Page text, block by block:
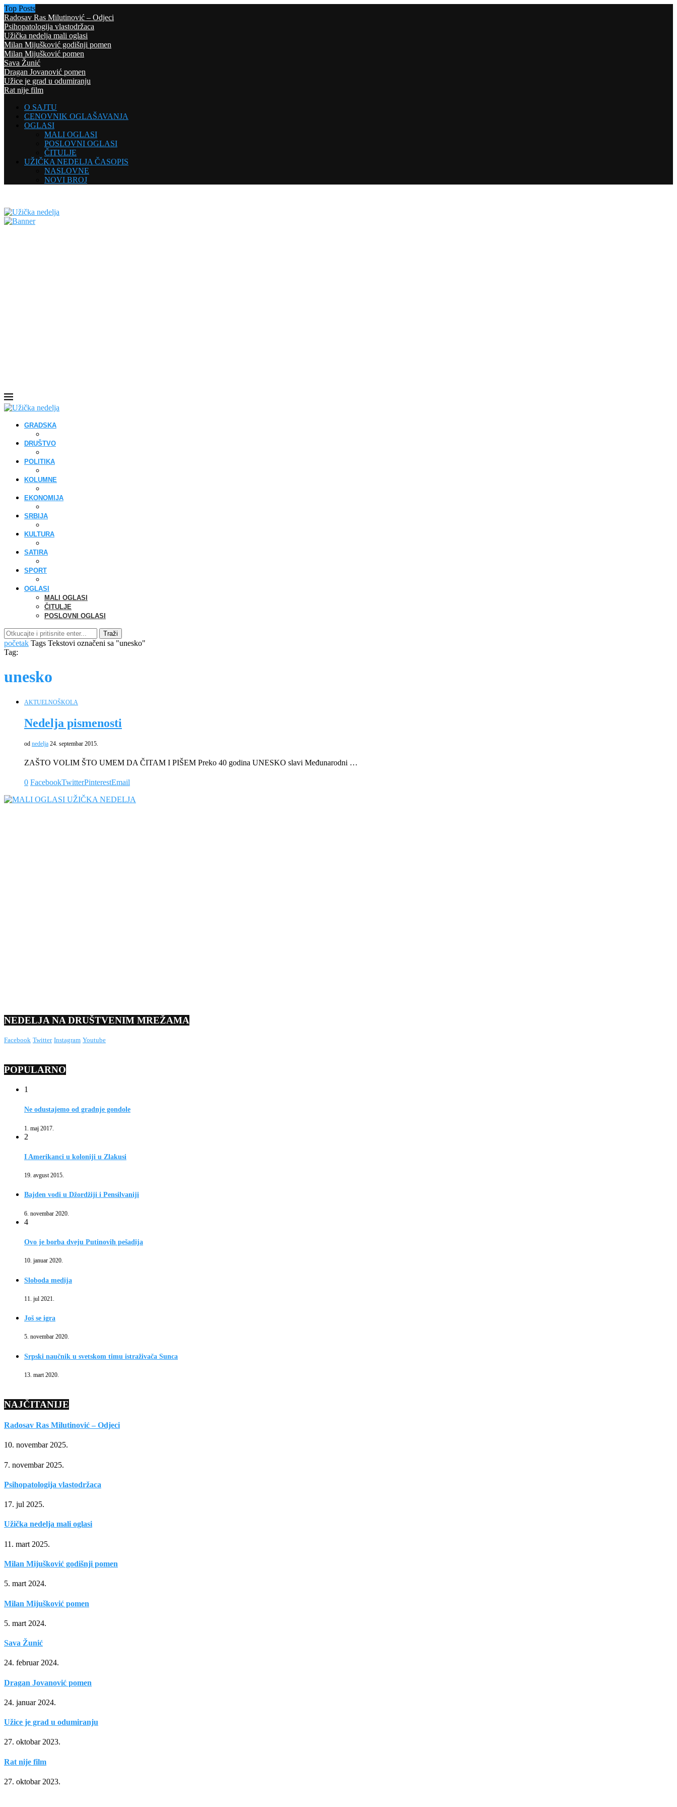
Top Posts
Radosav Ras Milutinović – Odjeci
Psihopatologija vlastodržaca
Užička nedelja mali oglasi
Milan Mijušković godišnji pomen
Milan Mijušković pomen
Sava Žunić
Dragan Jovanović pomen
Užice je grad u odumiranju
Rat nije film
O SAJTU
CENOVNIK OGLAŠAVANJA
OGLASI
MALI OGLASI
POSLOVNI OGLASI
ČITULJE
UŽIČKA NEDELJA ČASOPIS
NASLOVNE
NOVI BROJ
GRADSKA
DRUŠTVO
POLITIKA
KOLUMNE
EKONOMIJA
SRBIJA
KULTURA
SATIRA
SPORT
OGLASI
MALI OGLASI
ČITULJE
POSLOVNI OGLASI
Traži
početak Tags Tekstovi označeni sa "unesko"
Tag:
unesko
AKTUELNOŠKOLA
Nedelja pismenosti
od nedelja 24. septembar 2015.
ZAŠTO VOLIM ŠTO UMEM DA ČITAM I PIŠEM Preko 40 godina UNESKO slavi Međunarodni …
0 FacebookTwitterPinterestEmail
NEDELJA NA DRUŠTVENIM MREŽAMA
Facebook Twitter Instagram Youtube
POPULARNO
1
Ne odustajemo od gradnje gondole
1. maj 2017.
2
I Amerikanci u koloniji u Zlakusi
19. avgust 2015.
Bajden vodi u Džordžiji i Pensilvaniji
6. novembar 2020.
4
Ovo je borba dveju Putinovih pešadija
10. januar 2020.
Sloboda medija
11. jul 2021.
Još se igra
5. novembar 2020.
Srpski naučnik u svetskom timu istraživača Sunca
13. mart 2020.
NAJČITANIJE
Radosav Ras Milutinović – Odjeci
10. novembar 2025.
7. novembar 2025.
Psihopatologija vlastodržaca
17. jul 2025.
Užička nedelja mali oglasi
11. mart 2025.
Milan Mijušković godišnji pomen
5. mart 2024.
Milan Mijušković pomen
5. mart 2024.
Sava Žunić
24. februar 2024.
Dragan Jovanović pomen
24. januar 2024.
Užice je grad u odumiranju
27. oktobar 2023.
Rat nije film
27. oktobar 2023.